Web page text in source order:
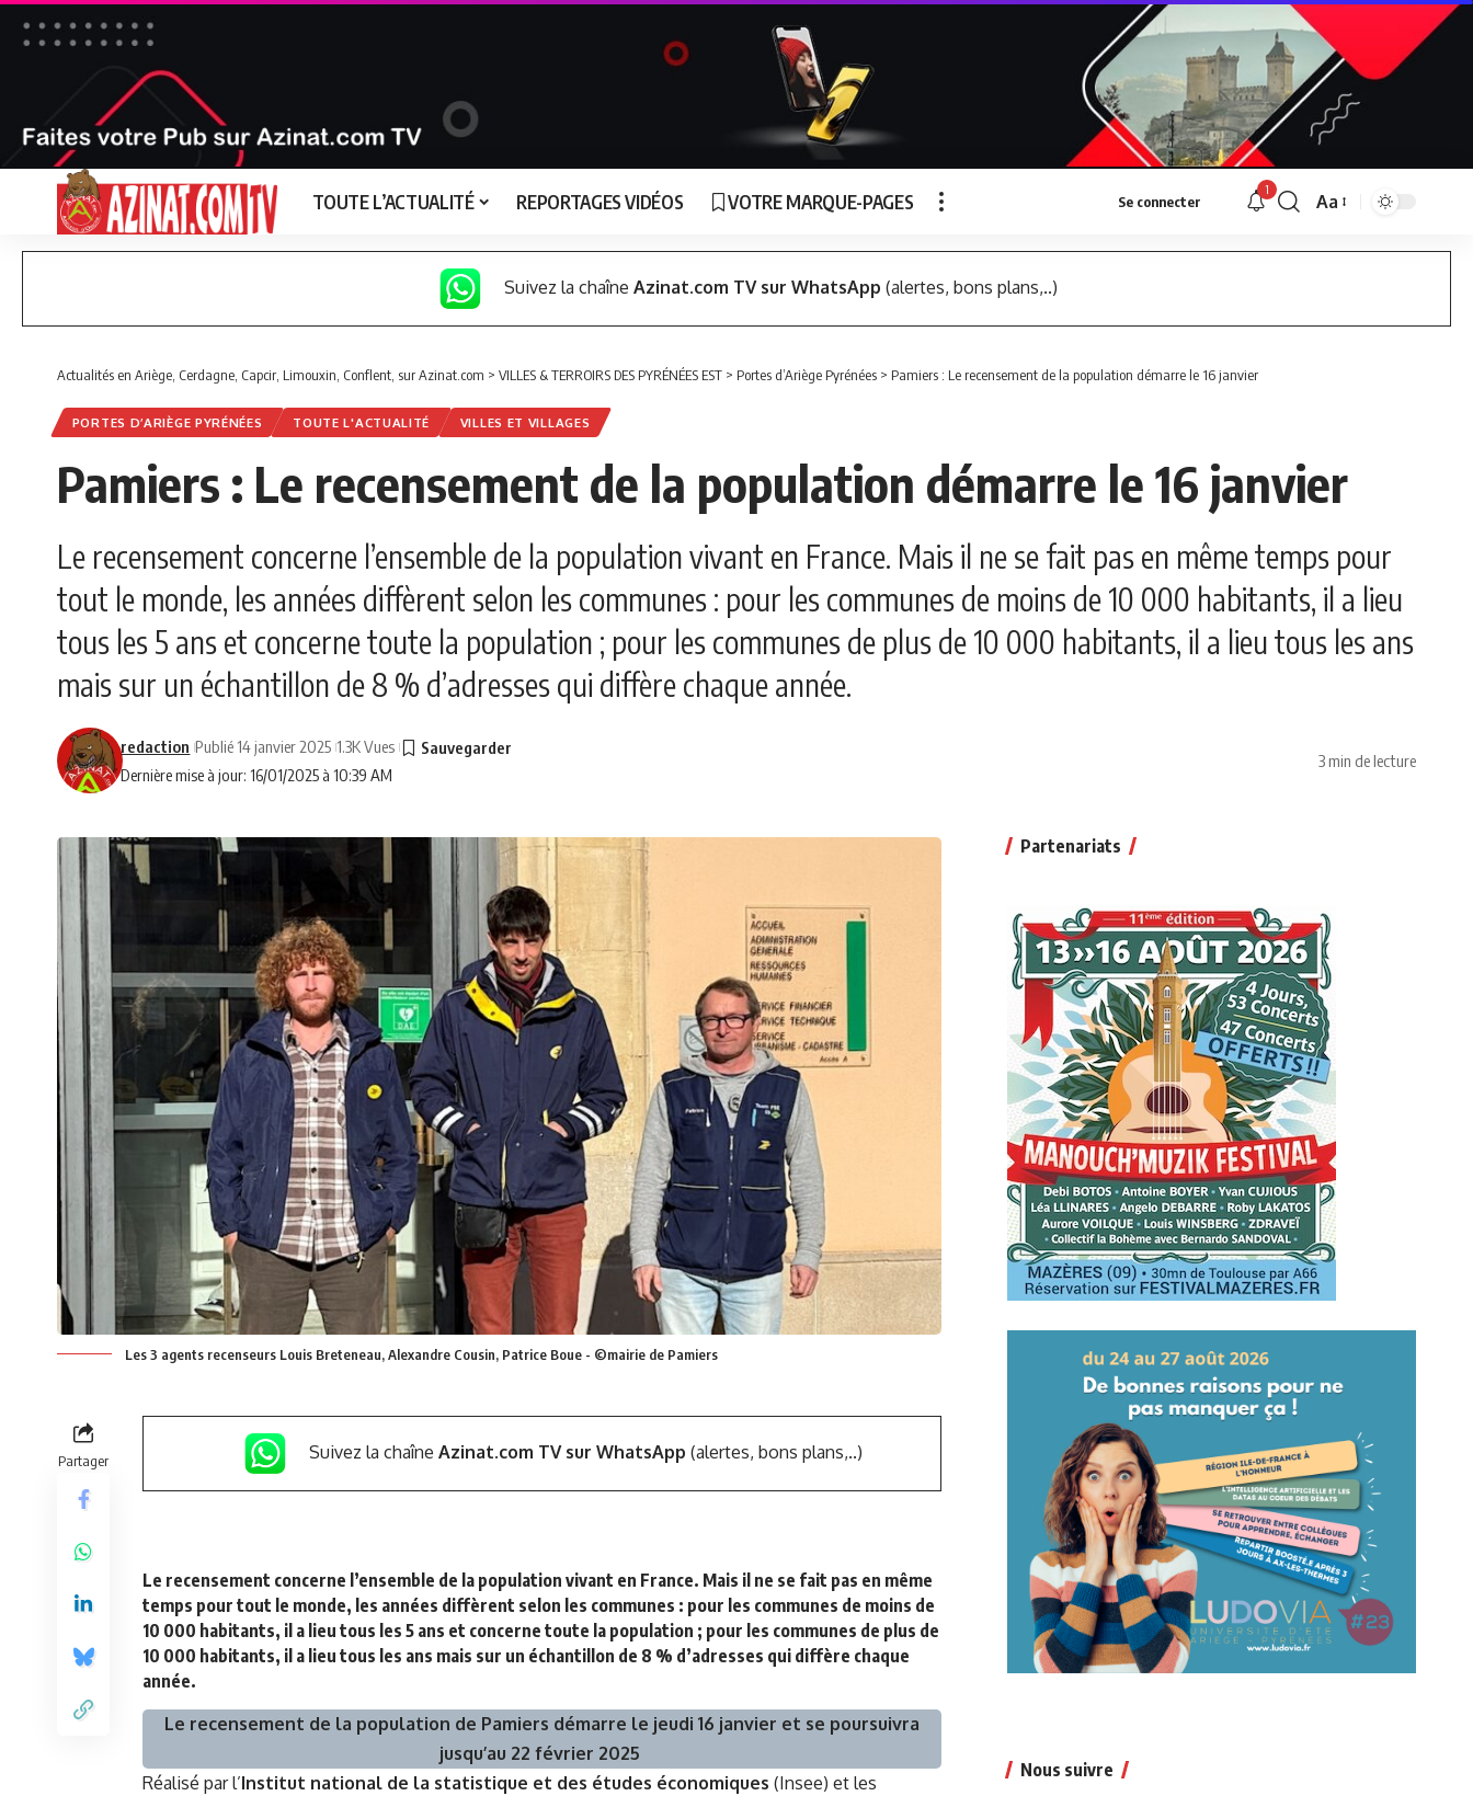
TOUTE L’ACTUALITÉ REPORTAGES VIDÉOS VOTRE MARQUE-PAGES Se connecter
1
Font
Aa
Suivez la chaîne Azinat.com TV sur WhatsApp (alertes, bons plans,..)
Actualités en Ariège, Cerdagne, Capcir, Limouxin, Conflent, sur Azinat.com > VILLES & TERROIRS DES PYRÉNÉES EST > Portes d’Ariège Pyrénées > Pamiers : Le recensement de la population démarre le 16 janvier
PORTES D’ARIÈGE PYRÉNÉES TOUTE L'ACTUALITÉ VILLES ET VILLAGES
Pamiers : Le recensement de la population démarre le 16 janvier
Le recensement concerne l’ensemble de la population vivant en France. Mais il ne se fait pas en même temps pour
tout le monde, les années diffèrent selon les communes : pour les communes de moins de 10 000 habitants, il a lieu
tous les 5 ans et concerne toute la population ; pour les communes de plus de 10 000 habitants, il a lieu tous les ans
mais sur un échantillon de 8 % d’adresses qui diffère chaque année.
Dernière mise à jour: 16/01/2025 à 10:39 AM
redaction Publié 14 janvier 2025 1.3K Vues
3 min de lecture
Les 3 agents recenseurs Louis Breteneau, Alexandre Cousin, Patrice Boue - ©mairie de Pamiers
Partager Suivez la chaîne Azinat.com TV sur WhatsApp (alertes, bons plans,..)
Le recensement concerne l’ensemble de la population vivant en France. Mais il ne se fait pas en même
temps pour tout le monde, les années diffèrent selon les communes : pour les communes de moins de
10 000 habitants, il a lieu tous les 5 ans et concerne toute la population ; pour les communes de plus de
10 000 habitants, il a lieu tous les ans mais sur un échantillon de 8 % d’adresses qui diffère chaque
année.
Le recensement de la population de Pamiers démarre le jeudi 16 janvier et se poursuivra
jusqu’au 22 février 2025
Réalisé par l’Institut national de la statistique et des études économiques (Insee) et les
Partenariats
Nous suivre